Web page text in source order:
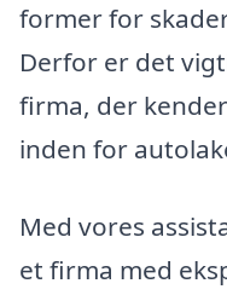
former for
Derfor er det
firma, der
inden for
Med vores
et firma med